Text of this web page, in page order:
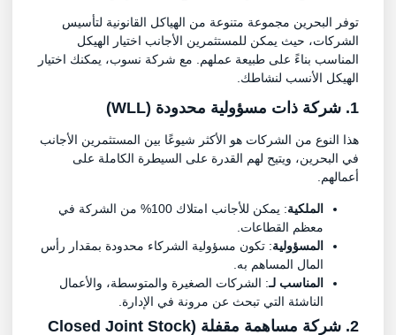
توفر البحرين مجموعة متنوعة من الهياكل القانونية لتأسيس
الشركات، حيث يمكن للمستثمرين الأجانب اختيار الهيكل
المناسب بناءً على طبيعة عملهم. مع شركة نسوب، يمكنك اختيار
الهيكل الأنسب لنشاطك.
1. شركة ذات مسؤولية محدودة (WLL)
هذا النوع من الشركات هو الأكثر شيوعًا بين المستثمرين الأجانب
في البحرين، ويتيح لهم القدرة على السيطرة الكاملة على
أعمالهم.
الملكية
: يمكن للأجانب امتلاك 100% من الشركة في
معظم القطاعات.
المسؤولية: تكون مسؤولية الشركاء محدودة بمقدار رأس
المال المساهم به.
المناسب لـ: الشركات الصغيرة والمتوسطة، والأعمال
الناشئة التي تبحث عن مرونة في الإدارة.
2. شركة مساهمة مقفلة (Closed Joint Stock